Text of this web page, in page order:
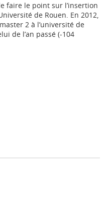
faire le point sur l’insertion
de Rouen. En 2012,
2 à l’université de
de l’an passé (-104